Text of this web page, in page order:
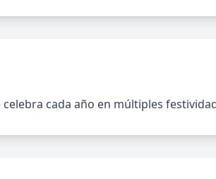
cada año en múltiples